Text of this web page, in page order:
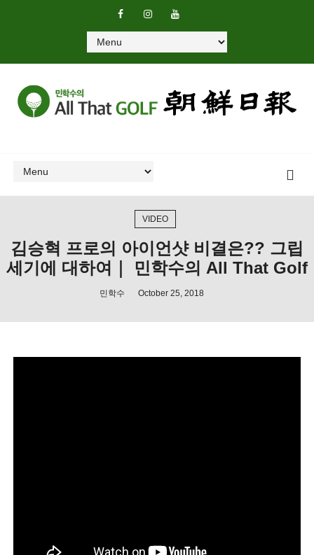
VIDEO
김승혁 프로의 아이언샷 비결은?? 그립
세기에 대하여｜ 민학수의 All That Golf
민학수 October 25, 2018